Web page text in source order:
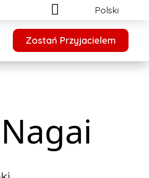
Polski
Zostań Przyjacielem